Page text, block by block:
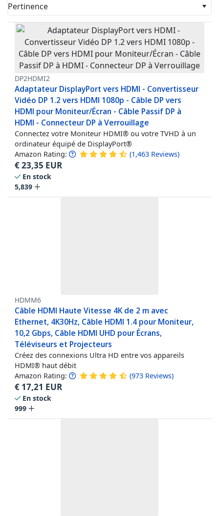
Pertinence
DP2HDMI2
Adaptateur DisplayPort vers HDMI - Convertisseur
Vidéo DP 1.2 vers HDMI 1080p - Câble DP vers
HDMI pour Moniteur/Écran - Câble Passif DP à
HDMI - Connecteur DP à Verrouillage
Connectez votre Moniteur HDMI® ou votre TVHD à un
ordinateur équipé de DisplayPort®
Amazon Rating: (1,463 Reviews)
€23,35 EUR
En stock
5,839
HDMM6
Câble HDMI Haute Vitesse 4K de 2 m avec
Ethernet, 4K30Hz, Câble HDMI 1.4 pour Moniteur,
10,2 Gbps, Câble HDMI UHD pour Écrans,
Téléviseurs et Projecteurs
Créez des connexions Ultra HD entre vos appareils
HDMI® haut débit
Amazon Rating: (973 Reviews)
€ 17,21 EUR
En stock
999